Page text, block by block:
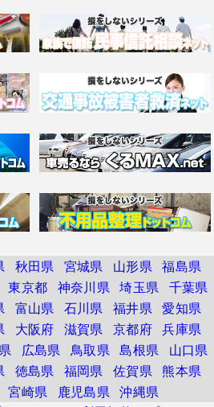
秋田県 宮城県 山形県 福島県
東京都 神奈川県 埼玉県 千葉県
富山県 石川県 福井県 愛知県
大阪府 滋賀県 京都府 兵庫県
広島県 鳥取県 島根県
山口県
徳島県 福岡県 佐賀県 熊本県
宮崎県 鹿児島県 沖縄県